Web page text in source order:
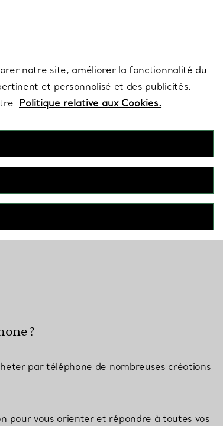
?
par téléphone de nombreuses créations
pour vous orienter et répondre à toutes vos
notre site, améliorer la fonctionnalité du
et personnalisé et des publicités.
Politique relative aux Cookies.